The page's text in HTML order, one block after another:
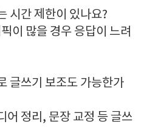
시간 제한이 있나요?
이 많을 경우 응답이 느려
글쓰기 보조도 가능한가
어 정리, 문장 교정 등 글쓰